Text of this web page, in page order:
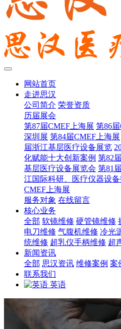
网站首页
走进思汉
公司简介 荣誉资质
历届展会
第87届CMEF上海展 第86
深圳展 第84届CMEF上海展
届浙江基层医疗设备展览
化赋能十大创新案例 第82
基层医疗设备展览会 第81
江国际科研、医疗仪器设
CMEF上海展
服务对象 在线留言
核心业务
全部 软镜维修 硬管镜维修
电刀维修 气腹机维修 冷光
统维修 超乳仪手柄维修 超
新闻资讯
全部 思汉资讯 维修案例 案
联系我们
英语